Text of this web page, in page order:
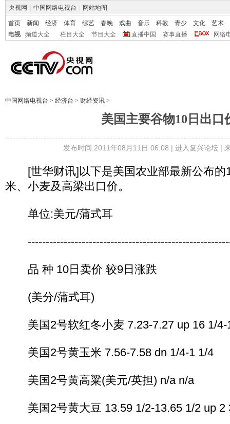
央视网 中国网络电视台 网站地图
首页 新闻 经济 体育 综艺 春晚 戏曲 音乐 科教 青少 文化
艺术
电视
频道大全 栏目大全 节目大全 直播中国 赛事直播 网络
中国网络电视台 > 经济台 > 财经资讯 >
美国主要谷物10日出口
发布时间:2011年08月11日 06:08 | 进入复兴论坛|
[世华财讯]以下是美国农业部最新公布的
米、小麦及高梁出口价。
单位:美元/蒲式耳
品 种 10日卖价 较9日涨跌
(美分/蒲式耳)
美国2号软红冬小麦 7.23-7.27 up 16 1/4-
美国2号黄玉米 7.56-7.58 dn 1/4-1 1/4
美国2号黄高粱(美元/英担) n/a n/a
美国2号黄大豆 13.59 1/2-13.65 1/2 up 2